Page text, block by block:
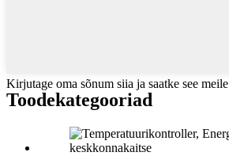
Kirjutage oma sõnum siia ja saatke see meile
Toodekategooriad